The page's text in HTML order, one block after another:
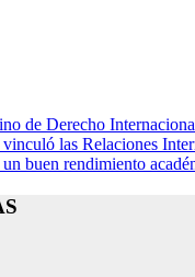
de Derecho
las Relaciones
buen rendimiento